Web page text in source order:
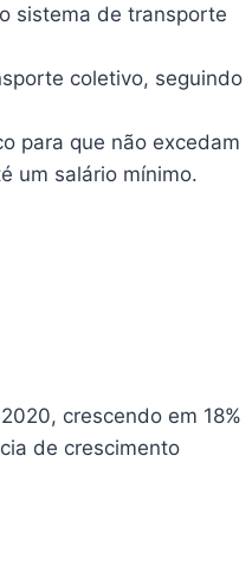
sistema de transporte
coletivo, seguindo
para que não excedam
um salário mínimo.
crescendo em 18%
de crescimento